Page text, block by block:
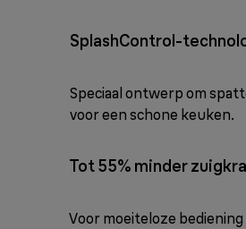
SplashControl-
Speciaal ontwerp om
voor een schone keuken.
Tot 55% minder
Voor moeiteloze